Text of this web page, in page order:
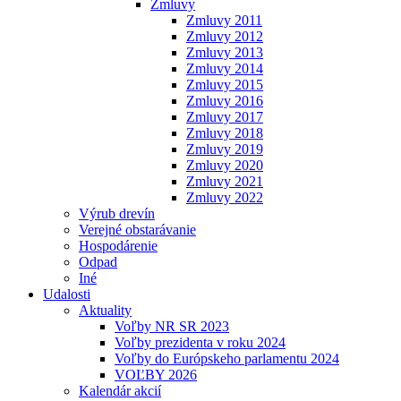
Zmluvy
Zmluvy 2011
Zmluvy 2012
Zmluvy 2013
Zmluvy 2014
Zmluvy 2015
Zmluvy 2016
Zmluvy 2017
Zmluvy 2018
Zmluvy 2019
Zmluvy 2020
Zmluvy 2021
Zmluvy 2022
Výrub drevín
Verejné obstarávanie
Hospodárenie
Odpad
Iné
Udalosti
Aktuality
Voľby NR SR 2023
Voľby prezidenta v roku 2024
Voľby do Európskeho parlamentu 2024
VOĽBY 2026
Kalendár akcií